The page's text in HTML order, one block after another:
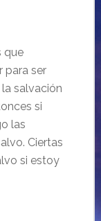
que
para ser
salvación
si
las
Ciertas
si estoy